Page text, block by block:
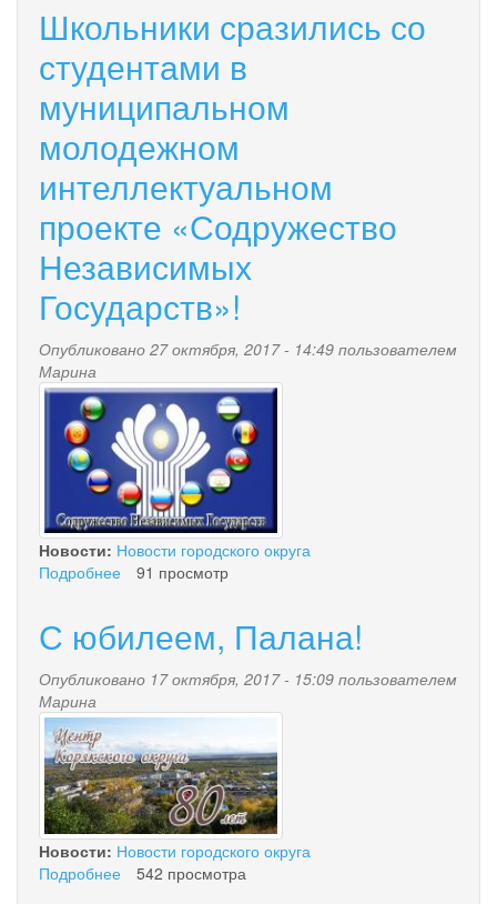
Востока
единый
Школьники сразились со
студентами в
муниципальном
молодежном
интеллектуальном
проекте «Содружество
Независимых
Государств»!
Опубликовано 27 октября, 2017 - 14:49 пользователем
Марина
sodruzhestvo.jpg
Новости: Новости городского округа
Подробнее
со
в
молодежном
интеллектуальном
проекте
«Содружество
Независимых
Государств»!
91 просмотр
С юбилеем, Палана!
Опубликовано 17 октября, 2017 - 15:09 пользователем
Марина
80let-
okruzhnomu-
centru.jpg
Новости: Новости городского округа
Подробнее
542 просмотра